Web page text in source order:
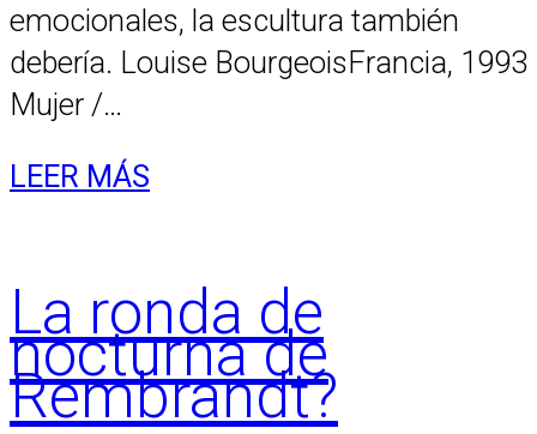
emocionales, la escultura también
debería. Louise BourgeoisFrancia, 1993
Mujer /…
LEER MÁS
La ronda de
nocturna de
Rembrandt?